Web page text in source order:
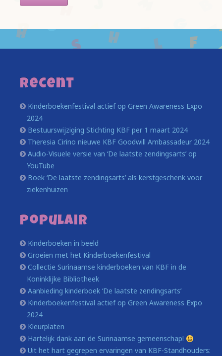
Recent
Kinderboekenfestival actief op Green Awareness Expo
2024
Bestuurswijziging Stichting KBF per 1 maart 2024
Theresia Cirino nieuwe KBF Goodwill Ambassadeur 2024
Audio-Visuele versie van ‘De laatste zendingsarts’ op
YouTube
Boek ‘De laatste zendingsarts’ als kerstgeschenk voor
ziekenhuizen
Populair
Kinderboeken in beeld
Groeien met het Kinderboekenfestival
Collectie Surinaamse kinderboeken van KBF in de
Koninklijke Bibliotheek
Aanbieding kinderboek ‘De laatste zendingsarts’
Kinderboekenfestival actief op Green Awareness Expo
2024
Kleurplaten
Hartelijk dank aan de Surinaamse gemeenschap!
Uit het hart gegrepen ervaringen van KBF-Standhouders: